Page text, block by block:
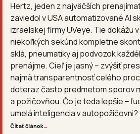
Hertz, jeden z najväčších
zaviedol v USA automatizované AI
izraelskej firmy UVeye. Tie dokážu
niekoľkých sekúnd kompletne
sklá, pneumatiky aj podvozok
prenájme. Cieľ je jasný – zvýšiť
najmä transparentnosť celého
doteraz často predmetom sporov
a požičovňou. Čo je teda lepšie –
umelá inteligencia v autopožičovni?
Čítať článok→